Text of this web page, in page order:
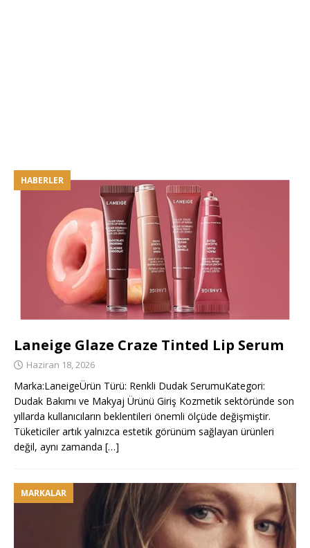
HABERLER
Laneige Glaze Craze Tinted Lip Serum
Haziran 18, 2026
Marka:LaneigeÜrün Türü: Renkli Dudak SerumuKategori:
Dudak Bakımı ve Makyaj Ürünü Giriş Kozmetik sektöründe son
yıllarda kullanıcıların beklentileri önemli ölçüde değişmiştir.
Tüketiciler artık yalnızca estetik görünüm sağlayan ürünleri
değil, aynı zamanda […]
MARKALAR